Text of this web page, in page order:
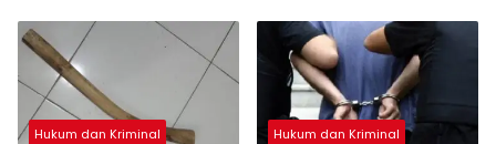
Sudah Diperiksa
Hukum dan Kriminal Hukum dan Kriminal